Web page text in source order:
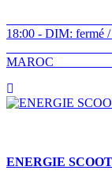
+212 715
18:00 - DIM: fermé /
ENERGIE SCOOT​